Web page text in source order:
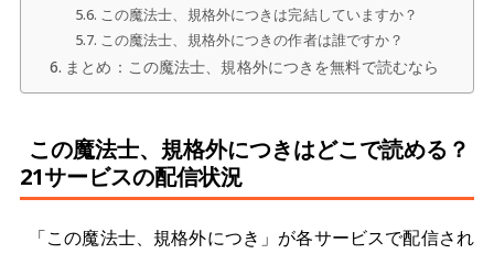
この魔法士、規格外につきは完結していますか？
この魔法士、規格外につきの作者は誰ですか？
まとめ：この魔法士、規格外につきを無料で読むなら
この魔法士、規格外につきはどこで読める？
21サービスの配信状況
「この魔法士、規格外につき」が各サービスで配信され